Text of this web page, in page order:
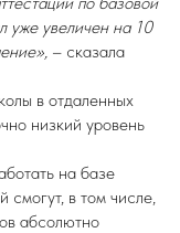
уже увеличен на 10
– сказала
в отдаленных
низкий уровень
на базе
смогут, в том числе,
абсолютно